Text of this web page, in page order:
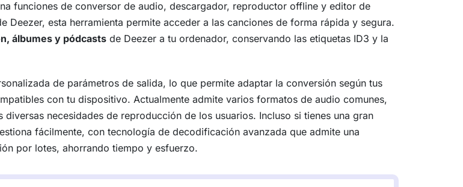
funciones de conversor de audio, descargador, reproductor offline y editor de
esta herramienta permite acceder a las canciones de forma rápida y segura.
álbumes y pódcasts de Deezer a tu ordenador, conservando las etiquetas ID3 y la
de parámetros de salida, lo que permite adaptar la conversión según tus
con tu dispositivo. Actualmente admite varios formatos de audio comunes,
diversas necesidades de reproducción de los usuarios. Incluso si tienes una gran
fácilmente, con tecnología de decodificación avanzada que admite una
por lotes, ahorrando tiempo y esfuerzo.